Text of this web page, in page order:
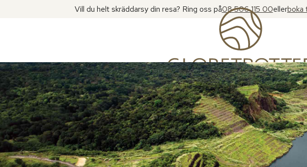
Vill du helt skräddarsy din resa? Ring oss på08 506 115 00ellerboka